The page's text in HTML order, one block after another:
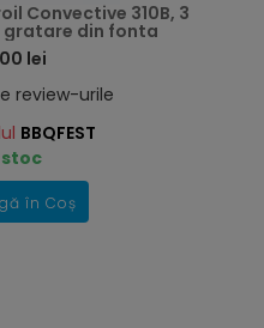
Convective 310B, 3
gratare din fonta
lei
review-urile
BBQFEST
în Coș